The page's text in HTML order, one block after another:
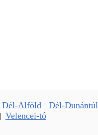
Dél-Alföld | Dél-Dunántúl
| Velencei-tó